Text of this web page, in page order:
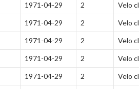
1971-04-29 2 Velo
1971-04-29 2 Velo
1971-04-29 2 Velo
1971-04-29 2 Velo
1971-04-29 2 Velo